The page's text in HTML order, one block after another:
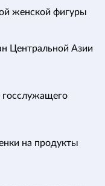
женской фигуры
Центральной Азии
госслужащего
на продукты